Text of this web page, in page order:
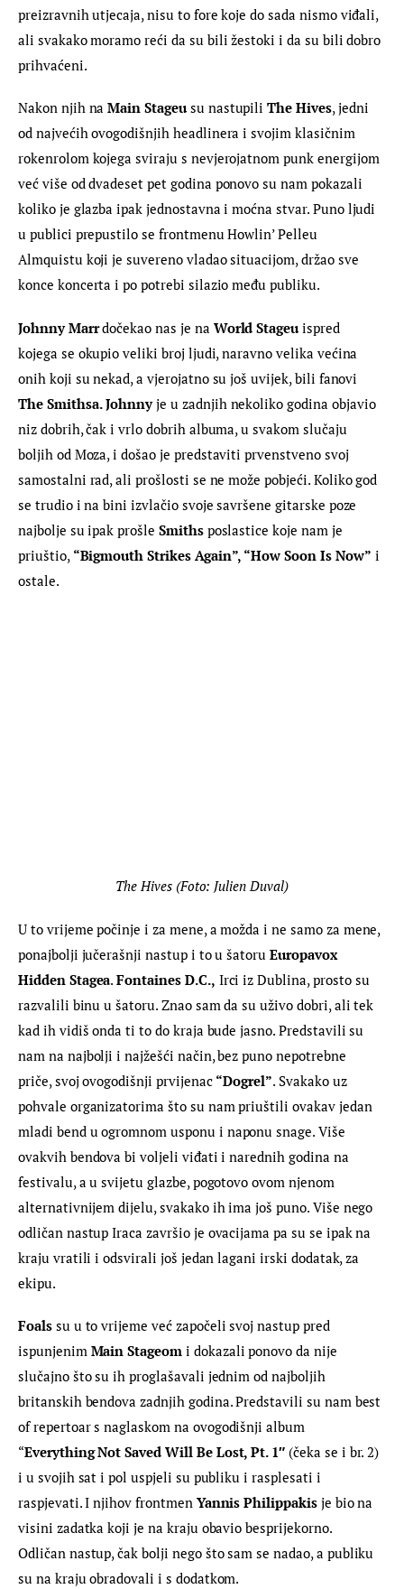
preizravnih utjecaja, nisu to fore koje do sada nismo viđali,
ali svakako moramo reći da su bili žestoki i da su bili dobro
prihvaćeni.
Nakon njih na Main Stageu su nastupili The Hives, jedni
od najvećih ovogodišnjih headlinera i svojim klasičnim
rokenrolom kojega sviraju s nevjerojatnom punk energijom
već više od dvadeset pet godina ponovo su nam pokazali
koliko je glazba ipak jednostavna i moćna stvar. Puno ljudi
u publici prepustilo se frontmenu Howlin’ Pelleu
Almquistu koji je suvereno vladao situacijom, držao sve
konce koncerta i po potrebi silazio među publiku.
Johnny Marr dočekao nas je na World Stageu ispred
kojega se okupio veliki broj ljudi, naravno velika većina
onih koji su nekad, a vjerojatno su još uvijek, bili fanovi
The Smithsa.Johnny je u zadnjih nekoliko godina objavio
niz dobrih, čak i vrlo dobrih albuma, u svakom slučaju
boljih od Moza, i došao je predstaviti prvenstveno svoj
samostalni rad, ali prošlosti se ne može pobjeći. Koliko god
se trudio i na bini izvlačio svoje savršene gitarske poze
najbolje su ipak prošle Smiths poslastice koje nam je
priuštio, “Bigmouth Strikes Again”, “How Soon Is Now” i
ostale.
The Hives (Foto: Julien Duval)
U to vrijeme počinje i za mene, a možda i ne samo za mene,
ponajbolji jučerašnji nastup i to u šatoru Europavox
Hidden Stagea. Fontaines D.C., Irci iz Dublina, prosto su
razvalili binu u šatoru. Znao sam da su uživo dobri, ali tek
kad ih vidiš onda ti to do kraja bude jasno. Predstavili su
nam na najbolji i najžešći način, bez puno nepotrebne
priče, svoj ovogodišnji prvijenac “Dogrel”. Svakako uz
pohvale organizatorima što su nam priuštili ovakav jedan
mladi bend u ogromnom usponu i naponu snage. Više
ovakvih bendova bi voljeli viđati i narednih godina na
festivalu, a u svijetu glazbe, pogotovo ovom njenom
alternativnijem dijelu, svakako ih ima još puno. Više nego
odličan nastup Iraca završio je ovacijama pa su se ipak na
kraju vratili i odsvirali još jedan lagani irski dodatak, za
ekipu.
Foals su u to vrijeme već započeli svoj nastup pred
ispunjenim Main Stageom i dokazali ponovo da nije
slučajno što su ih proglašavali jednim od najboljih
britanskih bendova zadnjih godina. Predstavili su nam best
of repertoar s naglaskom na ovogodišnji album
“Everything Not Saved Will Be Lost, Pt. 1″ (čeka se i br. 2)
i u svojih sat i pol uspjeli su publiku i rasplesati i
raspjevati. I njihov frontmen Yannis Philippakis je bio na
visini zadatka koji je na kraju obavio besprijekorno.
Odličan nastup, čak bolji nego što sam se nadao, a publiku
su na kraju obradovali i s dodatkom.